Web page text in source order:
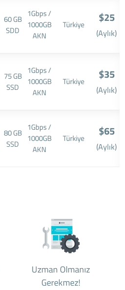
60 GB
SDD
1Gbps /
1000GB
AKN
Türkiye $25
(Aylık)
75 GB
SSD
1Gbps /
1000GB
AKN
Türkiye $35
(Aylık)
80 GB
SSD
1Gbps /
1000GB
AKN
Türkiye $65
(Aylık)
Uzman Olmanız
Gerekmez!